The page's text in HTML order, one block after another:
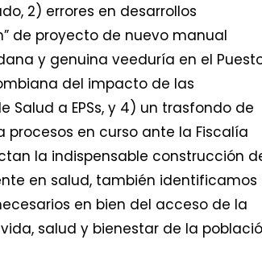
2) errores en desarrollos
de proyecto de nuevo manual
y genuina veeduría en el
del impacto de las
a EPSs, y 4) un trasfondo de
en curso ante la Fiscalía
la indispensable construcción
en salud, también identificamos
en bien del acceso de la
salud y bienestar de la